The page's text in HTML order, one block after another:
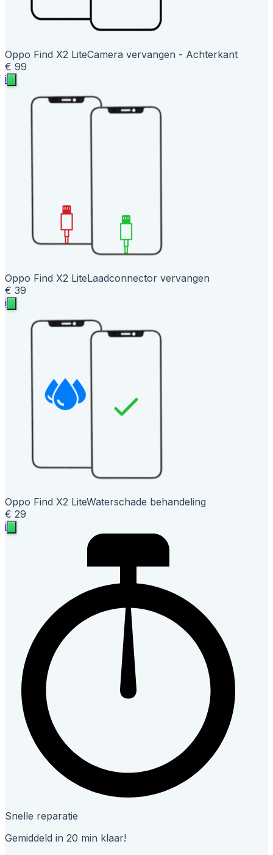
Oppo Find X2 LiteCamera vervangen - Achterkant
€ 99
i
Oppo Find X2 LiteLaadconnector vervangen
€ 39
i
Oppo Find X2 LiteWaterschade behandeling
€ 29
i
Snelle reparatie
Gemiddeld in 20 min klaar!